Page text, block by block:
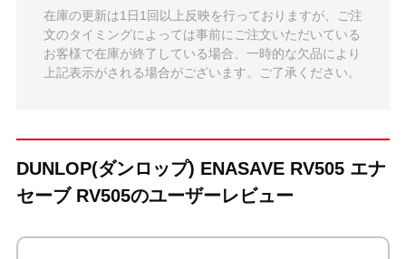
在庫の更新は1日1回以上反映を行っておりますが、ご注
文のタイミングによっては事前にご注文いただいている
お客様で在庫が終了している場合、一時的な欠品により
上記表示がされる場合がございます。ご了承ください。
DUNLOP(ダンロップ) ENASAVE RV505 エナ
セーブ RV505のユーザーレビュー